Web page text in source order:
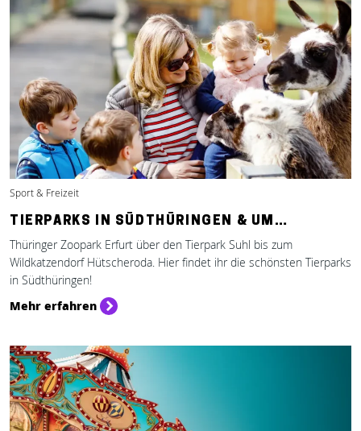
Sport & Freizeit
TIERPARKS IN SÜDTHÜRINGEN & UM…
Thüringer Zoopark Erfurt über den Tierpark Suhl bis zum
Wildkatzendorf Hütscheroda. Hier findet ihr die schönsten Tierparks
in Südthüringen!
Mehr erfahren